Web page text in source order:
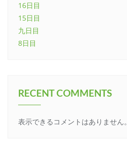
16日目
15日目
九日目
8日目
RECENT COMMENTS
表示できるコメントはありません。